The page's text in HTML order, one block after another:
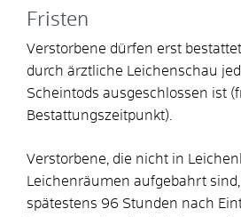
Fristen
Verstorbene dürfen erst
durch ärztliche Leichenschau
Scheintods ausgeschlossen ist
Bestattungszeitpunkt).
Verstorbene, die nicht in
Leichenräumen aufgebahrt
spätestens 96 Stunden nach